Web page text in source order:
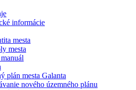
informácie
mesta
mesta
plán mesta Galanta
nového územného plánu